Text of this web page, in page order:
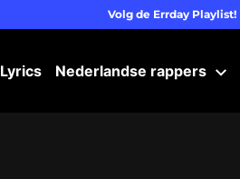
Volg de Errday Playlist!
Lyrics Nederlandse rappers